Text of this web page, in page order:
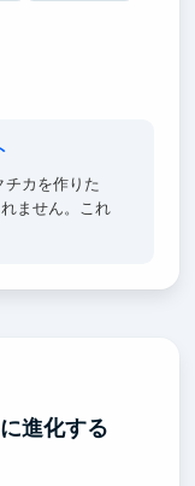
チカを作りた
ません。これ
ぶつけて、結
繰り返すこと
につきます。
進化する